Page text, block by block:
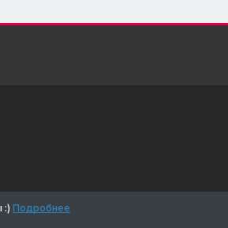
:) Подробнее